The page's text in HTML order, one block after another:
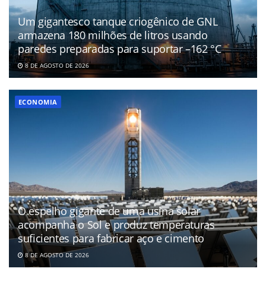
Um gigantesco tanque criogênico de GNL
armazena 180 milhões de litros usando
paredes preparadas para suportar –162 °C
8 DE AGOSTO DE 2026
ECONOMIA
O espelho gigante de uma usina solar
acompanha o Sol e produz temperaturas
suficientes para fabricar aço e cimento
8 DE AGOSTO DE 2026